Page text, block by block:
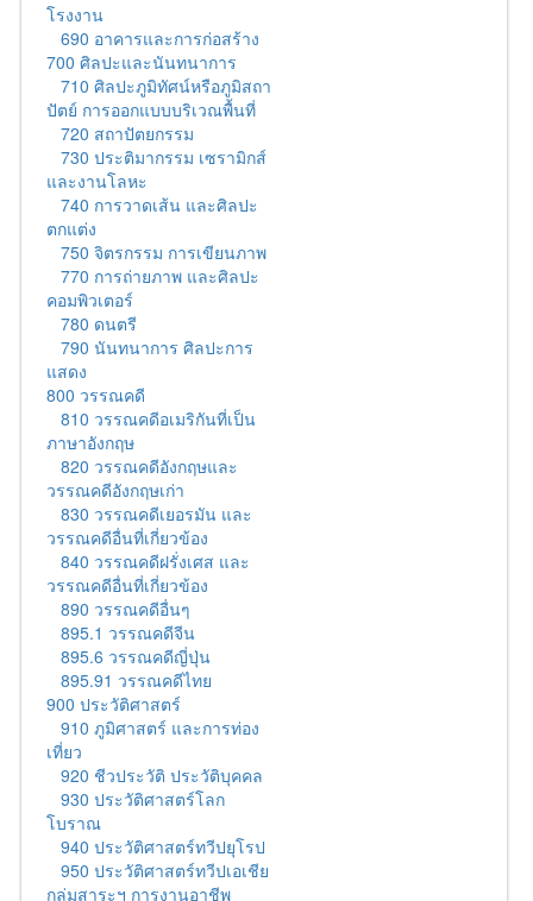
โรงงาน
690 อาคารและการก่อสร้าง
700 ศิลปะและนันทนาการ
710 ศิลปะภูมิทัศน์หรือภูมิสถา
ปัตย์ การออกแบบบริเวณพื้นที่
720 สถาปัตยกรรม
730 ประติมากรรม เซรามิกส์
และงานโลหะ
740 การวาดเส้น และศิลปะ
ตกแต่ง
750 จิตรกรรม การเขียนภาพ
770 การถ่ายภาพ และศิลปะ
คอมพิวเตอร์
780 ดนตรี
790 นันทนาการ ศิลปะการ
แสดง
800 วรรณคดี
810 วรรณคดีอเมริกันที่เป็น
ภาษาอังกฤษ
820 วรรณคดีอังกฤษและ
วรรณคดีอังกฤษเก่า
830 วรรณคดีเยอรมัน และ
วรรณคดีอื่นที่เกี่ยวข้อง
840 วรรณคดีฝรั่งเศส และ
วรรณคดีอื่นที่เกี่ยวข้อง
890 วรรณคดีอื่นๆ
895.1 วรรณคดีจีน
895.6 วรรณคดีญี่ปุ่น
895.91 วรรณคดีไทย
900 ประวัติศาสตร์
910 ภูมิศาสตร์ และการท่อง
เที่ยว
920 ชีวประวัติ ประวัติบุคคล
930 ประวัติศาสตร์โลก
โบราณ
940 ประวัติศาสตร์ทวีปยุโรป
950 ประวัติศาสตร์ทวีปเอเชีย
กลุ่มสาระฯ การงานอาชีพ